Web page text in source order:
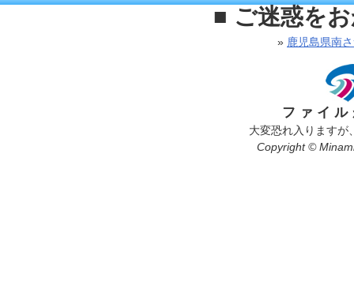
■ ご迷惑を
» 鹿児島県南
ファイ
大変恐れ入りますが
Copyright ©